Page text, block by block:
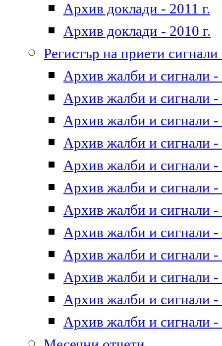
Архив доклади - 2011 г.
Архив доклади - 2010 г.
Регистър на приети
Архив жалби и сигнали -
Архив жалби и сигнали -
Архив жалби и сигнали -
Архив жалби и сигнали -
Архив жалби и сигнали -
Архив жалби и сигнали -
Архив жалби и сигнали -
Архив жалби и сигнали -
Архив жалби и сигнали -
Архив жалби и сигнали -
Архив жалби и сигнали -
Архив жалби и сигнали -